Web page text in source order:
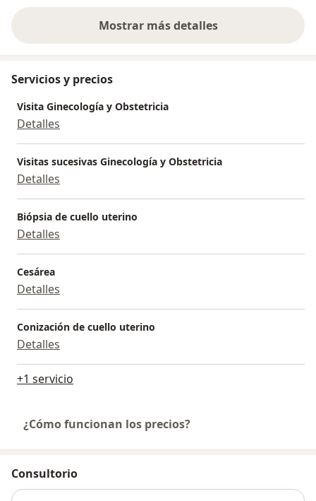
Mostrar más detalles
sobre la experiencia
Servicios y precios
Visita Ginecología y Obstetricia
Detalles
Visitas sucesivas Ginecología y Obstetricia
Detalles
Biópsia de cuello uterino
Detalles
Cesárea
Detalles
Conización de cuello uterino
Detalles
+1 servicio
¿Cómo funcionan los precios?
Consultorio